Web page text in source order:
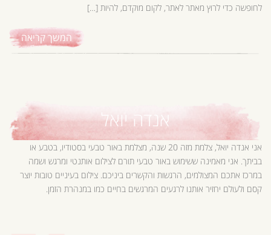
לחופשה כדי לרוץ מאתר לאתר, לקום מוקדם, להיות […]
המשך קריאה
אנדה יואל
אני אנדה יואל, צלמת מזה 20 שנה, מצלמת באור טבעי בסטודיו, בטבע או
בביתך. אני מאמינה ששימוש באור טבעי תורם לצילום אותנטי ומרגש ושמה
במרכז אתכם המצולמים, הרגשות והקשרים ביניכם. צילום בעיניים טובות יוצר
קסם ולעולם יחזיר אותנו לרגעים המרגשים בחיים כמו במנהרת הזמן.